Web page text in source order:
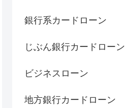
銀行系カードローン
じぶん銀行カードローン
ビジネスローン
地方銀行カードローン